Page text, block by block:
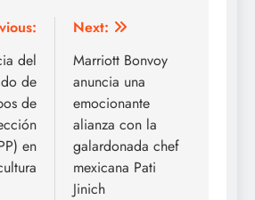
del
de
de
en
Next:
Marriott Bonvoy
anuncia una
emocionante
alianza con la
galardonada chef
mexicana Pati
Jinich